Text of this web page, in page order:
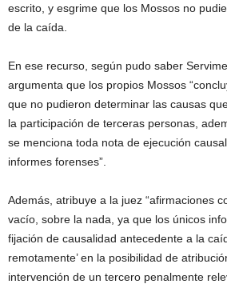
escrito, y esgrime que los Mossos no
de la caída.
En ese recurso, según pudo saber
argumenta que los propios Mossos
que no pudieron determinar las causas
la participación de terceras personas,
se menciona toda nota de ejecución
informes forenses”.
Además, atribuye a la juez “afirmaciones
vacío, sobre la nada, ya que los únicos
fijación de causalidad antecedente a la
remotamente’ en la posibilidad de
intervención de un tercero penalmente